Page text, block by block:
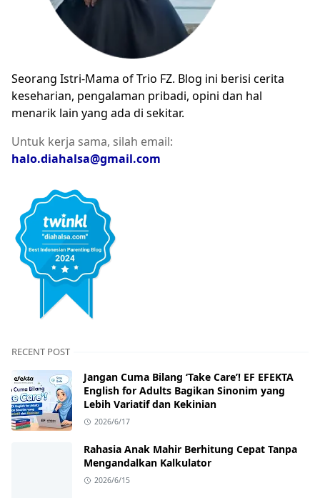
Seorang Istri-Mama of Trio FZ. Blog ini berisi cerita
keseharian, pengalaman pribadi, opini dan hal
menarik lain yang ada di sekitar.
Untuk kerja sama, silah email:
halo.diahalsa@gmail.com
RECENT POST
Jangan Cuma Bilang ‘Take Care’! EF EFEKTA
English for Adults Bagikan Sinonim yang
Lebih Variatif dan Kekinian
2026/6/17
Rahasia Anak Mahir Berhitung Cepat Tanpa
Mengandalkan Kalkulator
2026/6/15